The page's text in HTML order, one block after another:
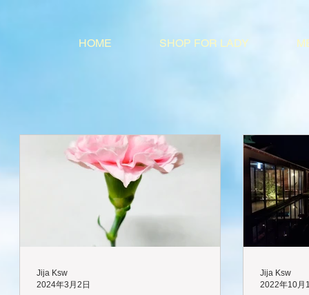
HOME SHOP FOR LADY
Jija Ksw
2024年3月2日
Jija Ksw
2022年10月